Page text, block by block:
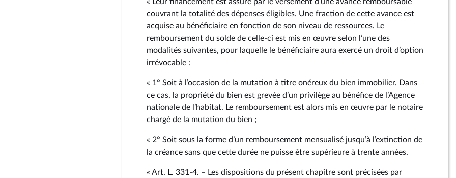
couvrant la totalité des dépenses éligibles. Une fraction de cette avance est
acquise au bénéficiaire en fonction de son niveau de ressources. Le
remboursement du solde de celle‑ci est mis en œuvre selon l’une des
modalités suivantes, pour laquelle le bénéficiaire aura exercé un droit d’option
irrévocable :
« 1° Soit à l’occasion de la mutation à titre onéreux du bien immobilier. Dans
ce cas, la propriété du bien est grevée d’un privilège au bénéfice de l’Agence
nationale de l’habitat. Le remboursement est alors mis en œuvre par le notaire
chargé de la mutation du bien ;
« 2° Soit sous la forme d’un remboursement mensualisé jusqu’à l’extinction de
la créance sans que cette durée ne puisse être supérieure à trente années.
« Art. L. 331‑4. – Les dispositions du présent chapitre sont précisées par